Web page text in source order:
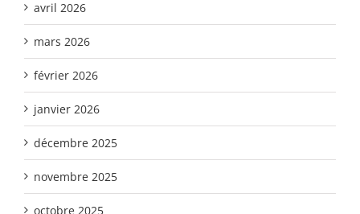
avril 2026
mars 2026
février 2026
janvier 2026
décembre 2025
novembre 2025
octobre 2025